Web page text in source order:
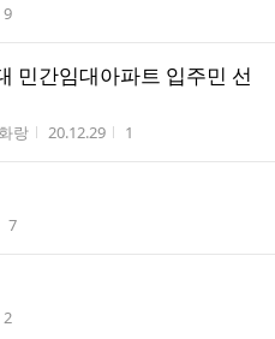
조회수
9
민간임대아파트 입주민 선
작성자
랑 작성시간
20.12.29 조회수
1
조회수
7
조회수
2